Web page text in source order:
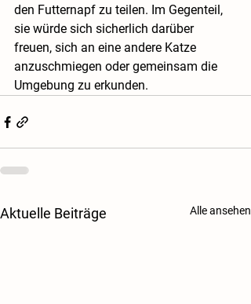
den Futternapf zu teilen. Im Gegenteil,
sie würde sich sicherlich darüber
freuen, sich an eine andere Katze
anzuschmiegen oder gemeinsam die
Umgebung zu erkunden.
Aktuelle Beiträge Alle ansehen